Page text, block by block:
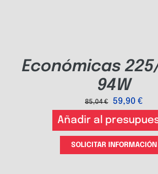
Económicas
94W
85,04€ 59,90 €
Añadir al
SOLICITAR INFORMACIÓN